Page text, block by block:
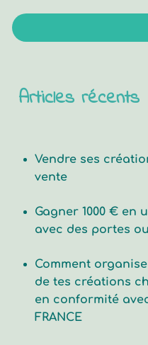
Articles récents
Vendre ses
vente
Gagner 1000 € en
avec des portes
Comment
de tes créations
en conformité
FRANCE